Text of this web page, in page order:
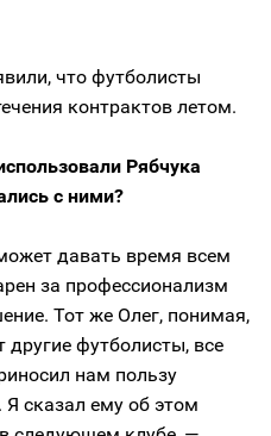
что футболисты
контрактов летом.
Рябчука
с ними?
давать время всем
за профессионализм
Тот же Олег, понимая,
другие футболисты, все
нам пользу
Я сказал ему об этом